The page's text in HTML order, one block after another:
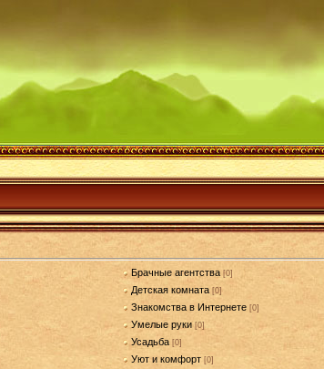
Брачные агентства [0]
Детская комната [0]
Знакомства в Интернете [0]
Умелые руки [0]
Усадьба [0]
Уют и комфорт [0]